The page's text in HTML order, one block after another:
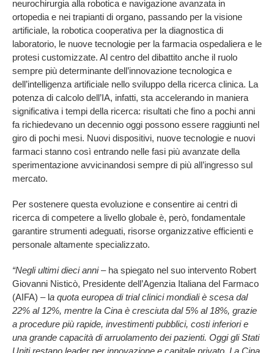
neurochirurgia alla robotica e navigazione avanzata in
ortopedia e nei trapianti di organo, passando per la visione
artificiale, la robotica cooperativa per la diagnostica di
laboratorio, le nuove tecnologie per la farmacia ospedaliera e le
protesi customizzate. Al centro del dibattito anche il ruolo
sempre più determinante dell’innovazione tecnologica e
dell’intelligenza artificiale nello sviluppo della ricerca clinica. La
potenza di calcolo dell’IA, infatti, sta accelerando in maniera
significativa i tempi della ricerca: risultati che fino a pochi anni
fa richiedevano un decennio oggi possono essere raggiunti nel
giro di pochi mesi. Nuovi dispositivi, nuove tecnologie e nuovi
farmaci stanno così entrando nelle fasi più avanzate della
sperimentazione avvicinandosi sempre di più all’ingresso sul
mercato.
Per sostenere questa evoluzione e consentire ai centri di
ricerca di competere a livello globale è, però, fondamentale
garantire strumenti adeguati, risorse organizzative efficienti e
personale altamente specializzato.
“Negli ultimi dieci anni– ha spiegato nel suo intervento Robert
Giovanni Nisticò, Presidente dell’Agenzia Italiana del Farmaco
(AIFA) – la quota europea di trial clinici mondiali è scesa dal
22% al 12%, mentre la Cina è cresciuta dal 5% al 18%, grazie
a procedure più rapide, investimenti pubblici, costi inferiori e
una grande capacità di arruolamento dei pazienti. Oggi gli Stati